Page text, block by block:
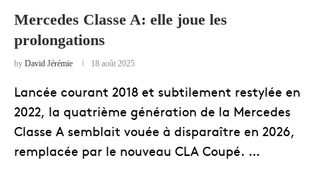
Mercedes Classe A: elle joue les
prolongations
by David Jérémie 18 août 2025
Lancée courant 2018 et subtilement restylée en
2022, la quatrième génération de la Mercedes
Classe A semblait vouée à disparaître en 2026,
remplacée par le nouveau CLA Coupé. …